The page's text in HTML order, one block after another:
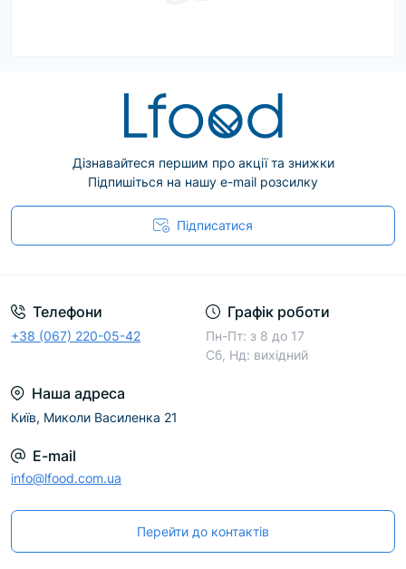
Дізнавайтеся першим про акції та знижки
Підпишіться на нашу e-mail розсилку
Підписатися
Телефони
+38 (067) 220-05-42
Графік роботи
Пн-Пт: з 8 до 17
Сб, Нд: вихідний
Наша адреса
Київ, Миколи Василенка 21
E-mail
info@lfood.com.ua
Перейти до контактів